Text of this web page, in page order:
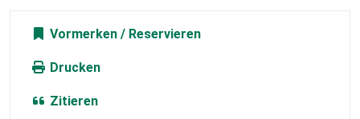
Vormerken
Drucken
Zitieren